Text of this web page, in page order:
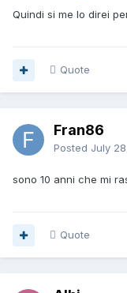
Quindi si me lo direi
Quote
Fran86
Posted July
sono 10 anni che mi
Quote